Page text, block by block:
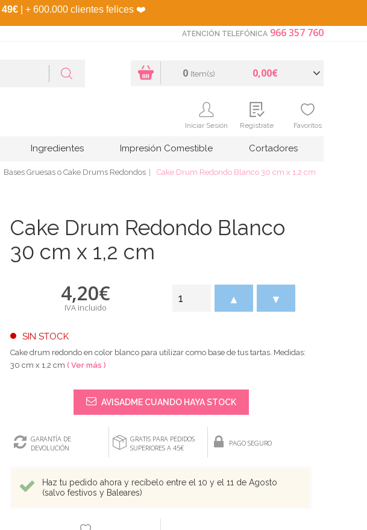
49€ | + 600.000 clientes felices ❤️
ATENCIÓN TELEFÓNICA 966 357 760
0 Item(s) 0,00€
Iniciar Sesión Regístrate Favoritos
Ingredientes Impresión Comestible Cortadores
Bases Gruesas o Cake Drums Redondos Cake Drum Redondo Blanco 30 cm x 1,2 cm
Cake Drum Redondo Blanco
30 cm x 1,2 cm
4,20€
IVA incluido
SIN STOCK
▲ ▼
Cake drum redondo en color blanco para utilizar como base de tus tartas. Medidas:
30 cm x 1,2 cm ( Ver más )
AVISADME CUANDO HAYA STOCK
GARANTÍA DE
DEVOLUCIÓN
GRATIS PARA PEDIDOS
SUPERIORES A 45€
PAGO SEGURO
Haz tu pedido ahora y recíbelo entre el 10 y el 11 de Agosto
(salvo festivos y Baleares)